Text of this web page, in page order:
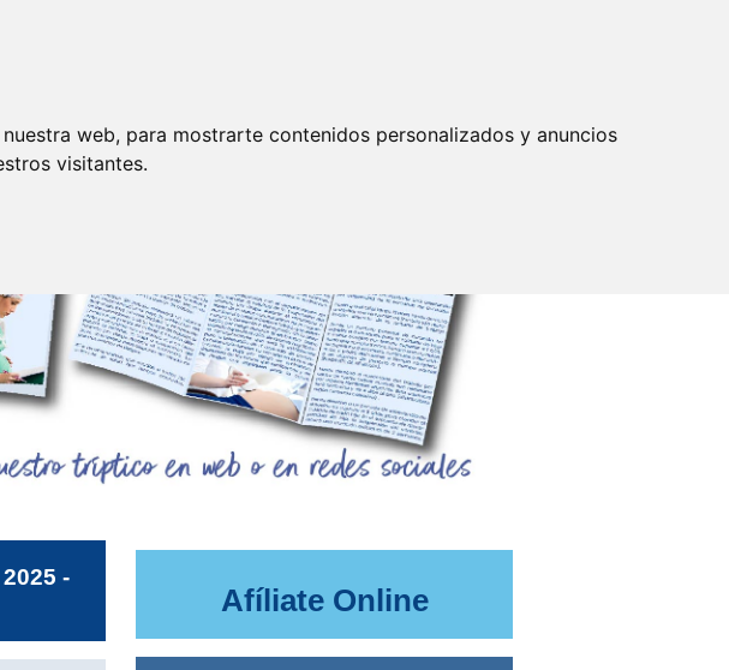
web, para mostrarte contenidos personalizados y anuncios
visitantes.
-
Afíliate Online